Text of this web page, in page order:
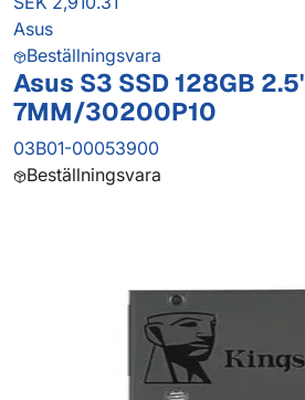
Asus
Beställningsvara
Asus S3 SSD 128GB 2.5'
7MM/30200P10
03B01-00053900
Beställningsvara